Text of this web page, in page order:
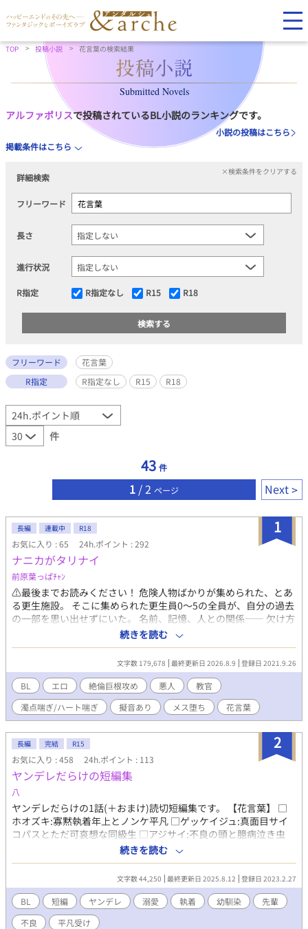
TOP 投稿小説 花言葉の検索結果
Submitted Novels
アルファポリスで投稿されているBL小説のランキングです。
小説の投稿はこちら
掲載条件はこちら
詳細検索
×検索条件をクリアする
フリーワード
長さ
進行状況
R指定 R指定なし R15 R18
フリーワード
花言葉
R指定
R指定なし R15 R18
件
43 件
1 / 2 ページ Next
1
長編 連載中 R18
お気に入り : 65 24h.ポイント : 292
ナニカがタリナイ
前原葉っぱﾁｬﾝ
⚠️最後までお読みください！ 危険人物ばかりが集められた、とあ
る更生施設。 そこに集められた更生員0〜5の全員が、自分の過去
の一部を思い出せずにいた。 名前、記憶、人との関係―― 欠け方
は違えど、全員が何かを失っている。 施設には三人の教官が存在
し、 更生員たちは番号で管理されている。 「1」はすでに何年も
施設にいる古参。 「0」と「5」は最近入ったばかりの新入り。 そ
して「2」「3」「4」もまた、それぞれ事情を抱えてここにい
る。 教官たちは「更生」の名のもと、 精神と肉体に深く踏み込む
方法で彼らを支配・管理していく。 下腹部に刻まれる“印”は、
「これは俺のものだ」という所有と支配の証だった。 日常を過ご
すうち、 更生員たちは少しずつ違和感を抱き始める。 なぜ全員が
記憶を欠いているのか。 なぜ、この施設に集められたのか。 そし
て、教官たちは本当に「正しい側」なのか。 ――思い出せない。
――おかしい。 ――この施設は、どこか決定的におかしい。 やが
て「更生」という言葉の裏に隠された、 過去の罪、歪んだ愛情、
執着と狂気が浮かび上がっていく。 欠けている“ナニカ”に気づい
たとき、 彼らはもう、元の場所へは戻れない。 【用語】 ◆ 印 教
官が更生員に刻む所有の証。 花のマークが下腹部に現れる。 ◆
花言葉 各キャラクターの性質や関係性を象徴する要素。 物語理解
の重要な鍵。 注意タグ（その他） • 淫語表現あり • 流血表現あり
続きを読む
文字数 179,678 最終更新日 2026.8.9 登録日 2021.9.26
BL エロ 絶倫巨根攻め 悪人
教官
濁点喘ぎ/ハート喘ぎ
擬音あり メス堕ち 花言葉
2
長編 完結 R15
お気に入り : 458 24h.ポイント : 113
ヤンデレだらけの短編集
八
ヤンデレだらけの1話(＋おまけ)読切短編集です。 【花言葉】 □
ホオズキ:寡黙執着年上とノンケ平凡 □ゲッケイジュ:真面目サイ
コパスとただ可哀想な同級生 □アジサイ:不良の頭と臆病泣き虫
□ラベンダー:希死念慮不良とおバカ □デルフィニウム:執着傲慢
幼馴染と地味ぼっち ムーンライトノベル様に別名義で投稿してい
ます。 かなり昔に書いたもので芸風(？)が違うのですが、楽しん
でいただければ嬉しいです！ 【異世界短編】単発ネタ殴り書き随
時掲載。 ◻︎お付きくんは反社ボスから逃げ出したい！:お馬鹿主人
公くんと傲慢ボス
続きを読む
文字数 44,250 最終更新日 2025.8.12 登録日 2023.2.27
BL 短編 ヤンデレ 溺愛 執着 幼馴染
先輩
不良
平凡受け